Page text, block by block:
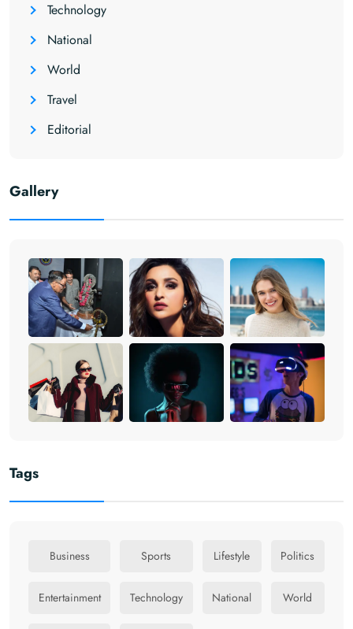
Technology
National
World
Travel
Editorial
Gallery
Tags
Business Sports Lifestyle Politics
Entertainment Technology National World